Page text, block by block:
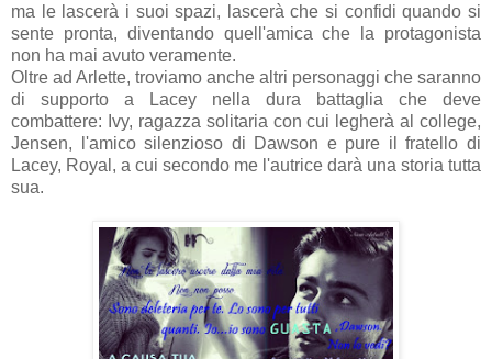
ma le lascerà i suoi spazi, lascerà che si confidi quando si
sente pronta, diventando quell'amica che la protagonista
non ha mai avuto veramente.
Oltre ad Arlette, troviamo anche altri personaggi che saranno
di supporto a Lacey nella dura battaglia che deve
combattere: Ivy, ragazza solitaria con cui legherà al college,
Jensen, l'amico silenzioso di Dawson e pure il fratello di
Lacey, Royal, a cui secondo me l'autrice darà una storia tutta
sua.